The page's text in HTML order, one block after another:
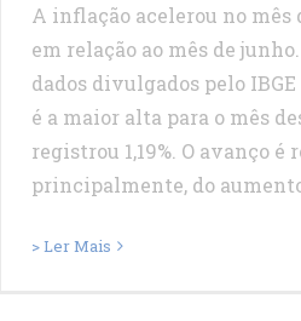
A inflação acelerou no mês
em relação ao mês de
dados divulgados pelo
é a maior alta para o mês
registrou 1,19%. O avanço é
principalmente, do
> Ler Mais